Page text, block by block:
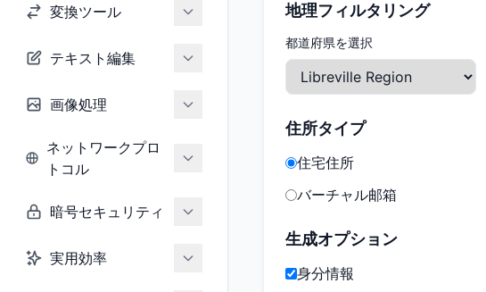
変換ツール
テキスト編集
画像処理
ネットワークプロ
トコル
暗号セキュリティ
実用効率
地理フィルタリング
都道府県を選択
住所タイプ
住宅住所
バーチャル邮箱
生成オプション
身分情報